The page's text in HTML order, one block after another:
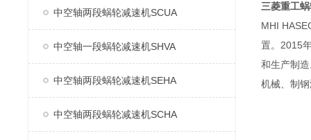
中空轴两段蜗轮减速机SCUA
中空轴一段蜗轮减速机SHVA
中空轴两段蜗轮减速机SEHA
中空轴两段蜗轮减速机SCHA
三菱重工
MHI
置。2015
和生产制
机械、制